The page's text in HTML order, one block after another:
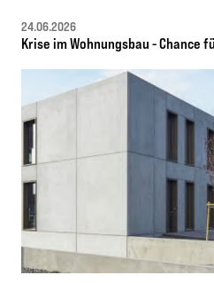
24.06.2026
Krise im Wohnungsbau - Chance